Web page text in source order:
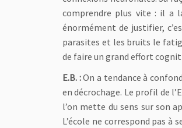
comprendre plus vite : il a
énormément de justifier,
parasites et les bruits le
de faire un grand effort
E.B. :On a tendance à
en décrochage. Le profil de
l’on mette du sens sur son
L’école ne correspond pas